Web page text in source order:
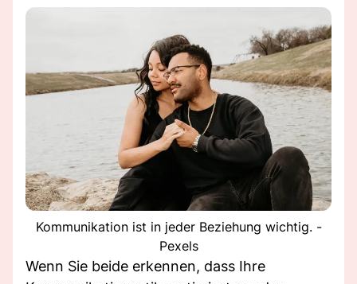
Kommunikation ist in jeder Beziehung wichtig. -
Pexels
Wenn Sie beide erkennen, dass Ihre